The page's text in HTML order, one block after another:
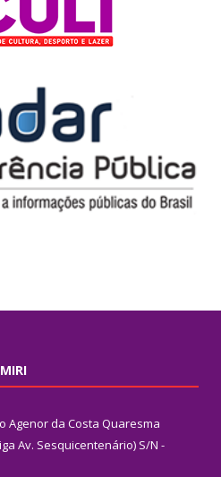
Agenor da Costa Quaresma
Av. Sesquicentenário) S/N -